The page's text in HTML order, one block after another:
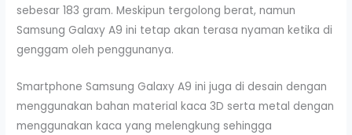
sebesar 183 gram. Meskipun tergolong berat, namun
Samsung Galaxy A9 ini tetap akan terasa nyaman ketika di
genggam oleh penggunanya.
Smartphone Samsung Galaxy A9 ini juga di desain dengan
menggunakan bahan material kaca 3D serta metal dengan
menggunakan kaca yang melengkung sehingga